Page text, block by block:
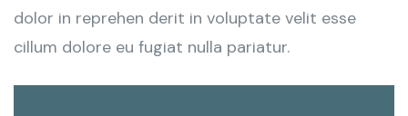
dolor in reprehen derit in voluptate velit esse
cillum dolore eu fugiat nulla pariatur.